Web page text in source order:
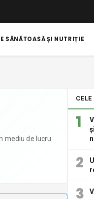
SĂNĂTOASĂ ȘI NUTRIȚIE
mediu de lucru
1
2
3